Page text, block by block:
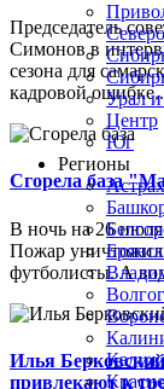
Председатель
Симонов в
сезона для
кадровой
Сгорела база
В ночь на 26
Пожар уничтожил
футболисты. А
Илья
привлекают к
Урал
Центр
Юг
Регионы